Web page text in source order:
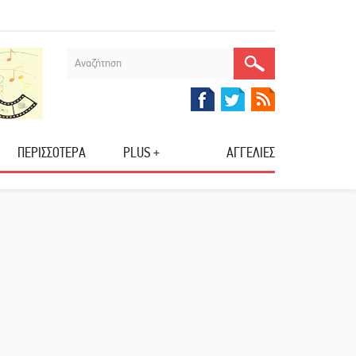
ΠΕΡΙΣΣΟΤΕΡΑ PLUS + ΑΓΓΕΛΙΕΣ